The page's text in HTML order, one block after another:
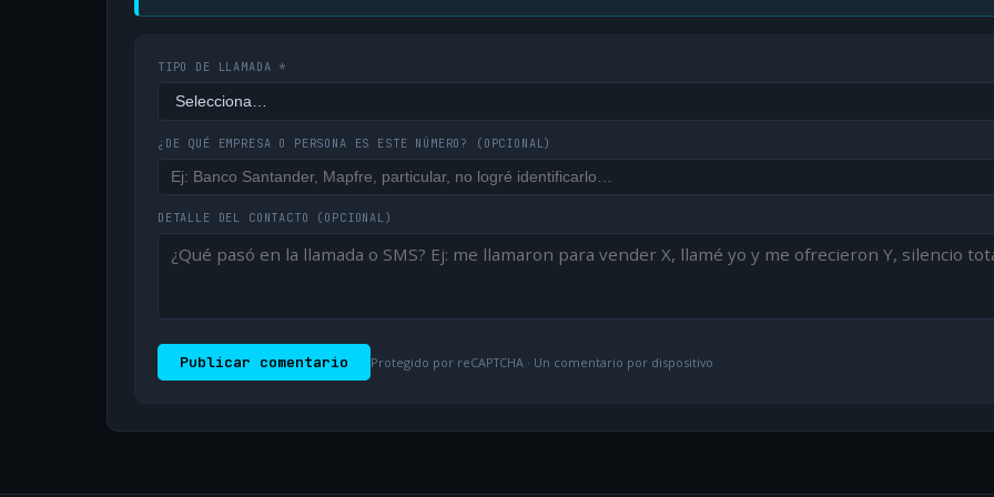
TIPO DE LLAMADA *
¿DE QUÉ EMPRESA O PERSONA ES ESTE NÚMERO? (OPCIONAL)
DETALLE DEL CONTACTO (OPCIONAL)
Publicar comentario Protegido por reCAPTCHA · Un comentario por dispositivo